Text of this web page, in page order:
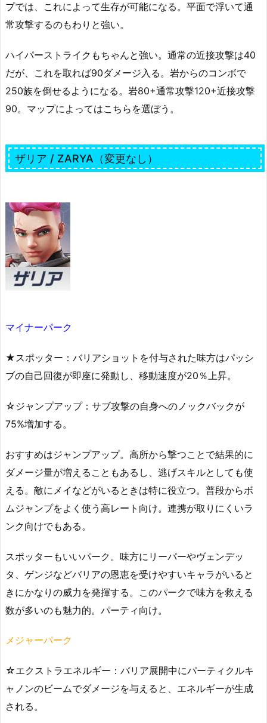
プでは、これによって生存が可能になる。平面で浮いて通
常攻撃するのもわりと強い。
ハイパーストライクもちゃんと強い。通常の近接攻撃は40
だが、これを取れば90ダメージ入る。岩からのコンボで
250族を倒せるようになる。岩80+通常攻撃120+近接攻撃
90。マップによってはこちらを選ぼう。
ザリア / ZARYA（変更なし）
マイナーパーク
★スポッター：バリアショットを付与された味方はパッシ
ブの自己回復が即座に発動し、移動速度が20％上昇。
☆ジャンプアップ：サブ攻撃の自身へのノックバックが
75%増加する。
おすすめはジャンプアップ。高所から撃つことで結果的に
ダメージ量が増えることもあるし、逃げスキルとしても使
える。敵にメイなどがいるときは特に役立つ。普段からボ
ムジャンプをよく使う高レート向け。連携が取りにくいラ
ンク向けでもある。
スポッターもいいパーク。味方にリーパーやヴェンデッ
タ、ゲンジなどバリアの恩恵を受けやすいキャラがいると
きにかなりの威力を発揮する。このパークで味方を救える
数が多いのも魅力的。パーティ向け。
メジャーパーク
☆エクストラエネルギー：バリア展開中にパーティクルキ
ャノンのビームでダメージを与えると、エネルギーが生成
される。